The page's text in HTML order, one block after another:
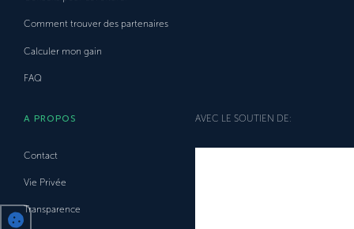
Comment trouver des partenaires
Calculer mon gain
FAQ
A PROPOS
Contact
Vie Privée
Transparence
AVEC LE SOUTIEN DE: